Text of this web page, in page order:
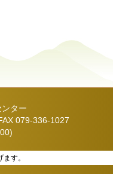
ター
079-336-1027
す。